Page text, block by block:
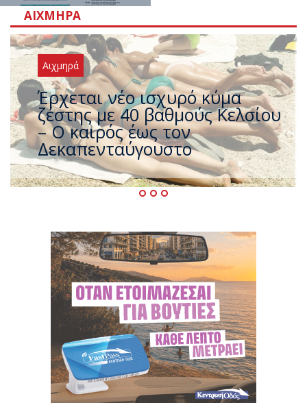
ΑΙΧΜΗΡΆ
Αιχμηρά
Άφαντος ο Τσίπρας… την ώρα
που η χώρα καίγεται